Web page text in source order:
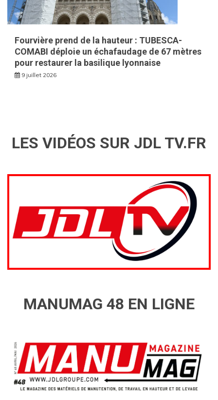
Fourvière prend de la hauteur : TUBESCA-
COMABI déploie un échafaudage de 67 mètres
pour restaurer la basilique lyonnaise
9 juillet 2026
LES VIDÉOS SUR JDL TV.FR
MANUMAG 48 EN LIGNE